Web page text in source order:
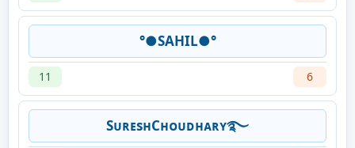
°●SAHIL●°
11 6
SᴜʀᴇsʜCʜᴏᴜᴅʜᴀʀʏ࿐